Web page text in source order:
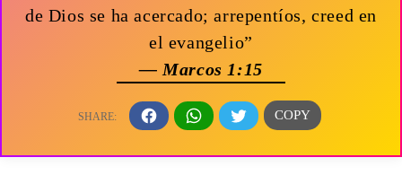
de Dios se ha acercado; arrepentíos, creed en
el evangelio”
— Marcos 1:15